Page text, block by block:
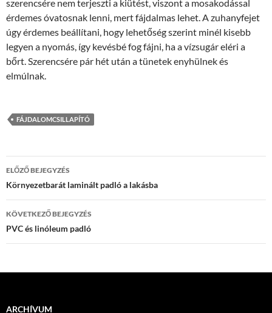
szerencsére nem terjeszti a kiütést, viszont a mosakodással
érdemes óvatosnak lenni, mert fájdalmas lehet. A zuhanyfejet
úgy érdemes beállítani, hogy lehetőség szerint minél kisebb
legyen a nyomás, így kevésbé fog fájni, ha a vízsugár eléri a
bőrt. Szerencsére pár hét után a tünetek enyhülnek és
elmúlnak.
FÁJDALOMCSILLAPÍTÓ
Bejegyzések
navigációja
ELŐZŐ BEJEGYZÉS
Környezetbarát laminált padló a lakásba
KÖVETKEZŐ BEJEGYZÉS
PVC és linóleum padló
ARCHÍVUM